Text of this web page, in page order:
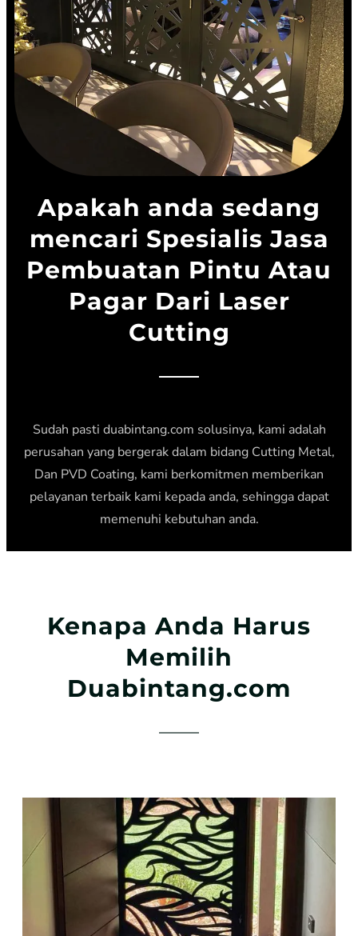
Apakah anda sedang
mencari Spesialis Jasa
Pembuatan Pintu Atau
Pagar Dari Laser
Cutting
Sudah pasti duabintang.com solusinya, kami adalah
perusahan yang bergerak dalam bidang Cutting Metal,
Dan PVD Coating, kami berkomitmen memberikan
pelayanan terbaik kami kepada anda, sehingga dapat
memenuhi kebutuhan anda.
Kenapa Anda Harus
Memilih
Duabintang.com